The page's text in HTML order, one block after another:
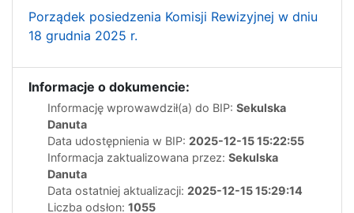
Porządek posiedzenia Komisji Rewizyjnej w dniu
18 grudnia 2025 r.
Informacje o dokumencie:
Informację wprowawdził(a) do BIP: Sekulska
Danuta
Data udostępnienia w BIP: 2025-12-15 15:22:55
Informacja zaktualizowana przez: Sekulska
Danuta
Data ostatniej aktualizacji: 2025-12-15 15:29:14
Liczba odsłon: 1055